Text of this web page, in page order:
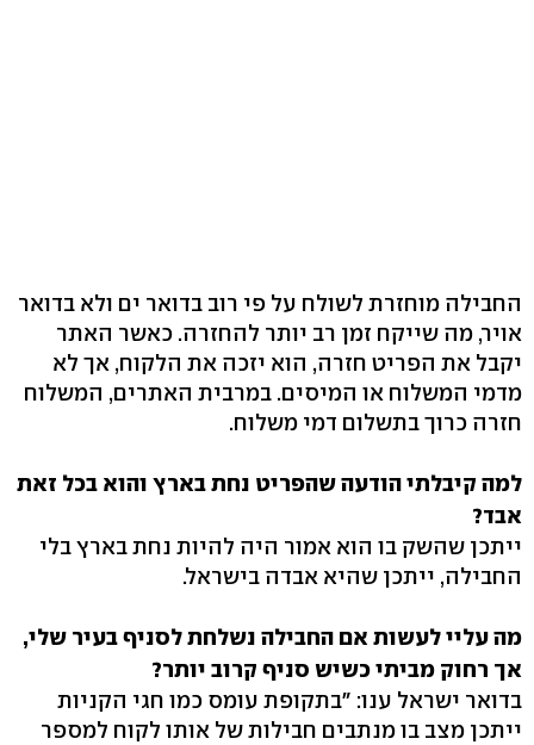
החבילה מוחזרת לשולח על פי רוב בדואר ים ולא בדואר
אויר, מה שייקח זמן רב יותר להחזרה. כאשר האתר
יקבל את הפריט חזרה, הוא יזכה את הלקוח, אך לא
מדמי המשלוח או המיסים. במרבית האתרים, המשלוח
חזרה כרוך בתשלום דמי משלוח.
למה קיבלתי הודעה שהפריט נחת בארץ והוא בכל זאת
אבד?
ייתכן שהשק בו הוא אמור היה להיות נחת בארץ בלי
החבילה, ייתכן שהיא אבדה בישראל.
מה עליי לעשות אם החבילה נשלחת לסניף בעיר שלי,
אך רחוק מביתי כשיש סניף קרוב יותר?
בדואר ישראל ענו: "בתקופת עומס כמו חגי הקניות
ייתכן מצב בו מנתבים חבילות של אותו לקוח למספר